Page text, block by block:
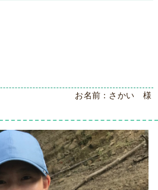
お名前：さかい 様